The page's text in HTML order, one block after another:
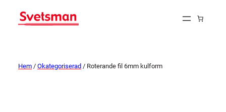
Hem / Okategoriserad / Roterande fil 6mm kulform